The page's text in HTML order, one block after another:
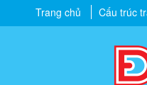
Trang chủ Cấu trúc